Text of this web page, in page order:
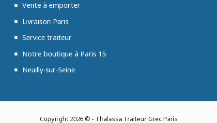
Vente à emporter
Livraison Paris
Service traiteur
Notre boutique à Paris 15
Neuilly-sur-Seine
Copyright 2026 © - Thalassa Traiteur Grec Paris